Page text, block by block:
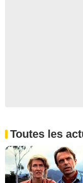
Toutes les